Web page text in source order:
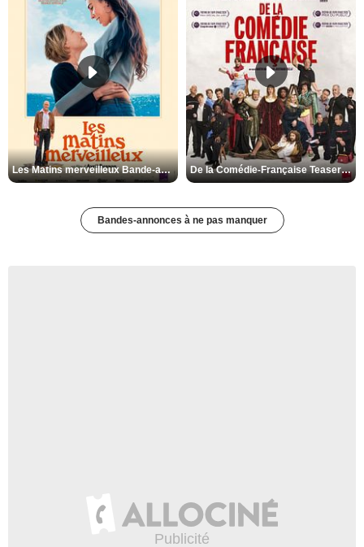
Les Matins merveilleux Bande-annonce VF De la Comédie-Française Teaser VF
Bandes-annonces à ne pas manquer